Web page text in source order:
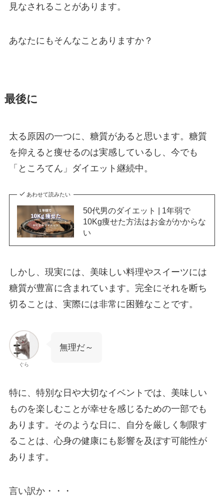
見なされることがあります。
あなたにもそんなことありますか？
最後に
太る原因の一つに、糖質があると思います。 糖質
を抑えると痩せるのは実感しているし、今でも
「ところてん」ダイエット継続中。
あわせて読みたい
50代男のダイエット | 1年弱で
10Kg痩せた方法はお金がかからな
い
しかし、現実には、美味しい料理やスイーツには
糖質が豊富に含まれています。完全にそれを断ち
切ることは、実際には非常に困難なことです。
ぐら
無理だ～
特に、特別な日や大切なイベントでは、美味しい
ものを楽しむことが幸せを感じるための一部でも
あります。そのような日に、自分を厳しく制限す
ることは、心身の健康にも影響を及ぼす可能性が
あります。
言い訳か・・・